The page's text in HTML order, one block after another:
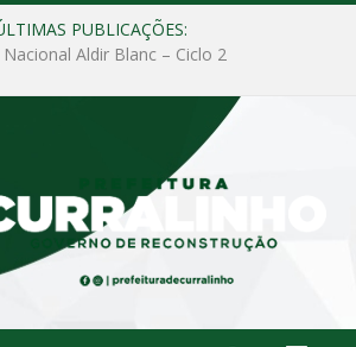
PUBLICAÇÕES:
Nacional Aldir Blanc – PNAB